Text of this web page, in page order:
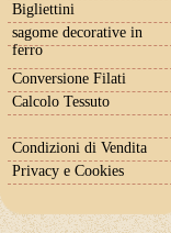
Bigliettini
sagome decorative in
ferro
Conversione Filati
Calcolo Tessuto
Condizioni di Vendita
Privacy e Cookies